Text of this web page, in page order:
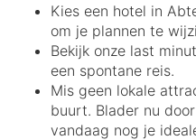
Kies een hotel in
om je plannen te
Bekijk onze last
een spontane reis.
Mis geen lokale
buurt. Blader nu
vandaag nog je